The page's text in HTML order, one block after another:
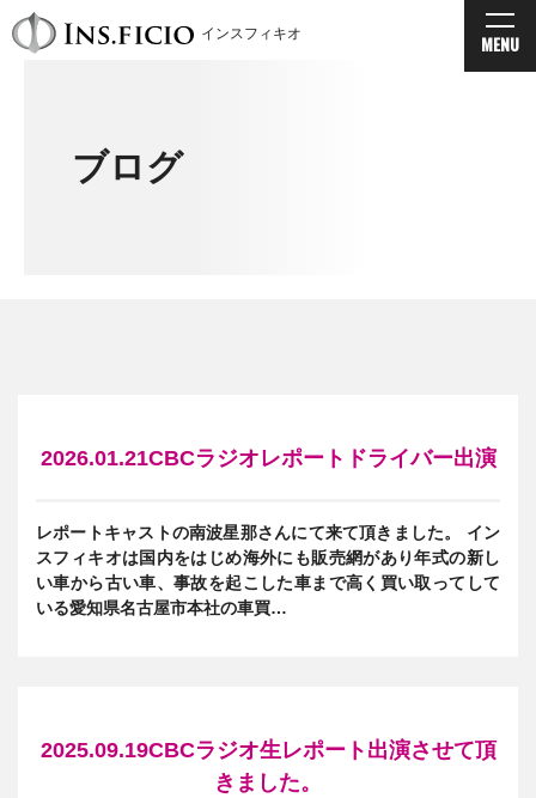
インスフィキオ MENU
ブログ
2026.01.21CBCラジオレポートドライバー出演
レポートキャストの南波星那さんにて来て頂きました。 イン
スフィキオは国内をはじめ海外にも販売網があり年式の新し
い車から古い車、事故を起こした車まで高く買い取ってして
いる愛知県名古屋市本社の車買…
2025.09.19CBCラジオ生レポート出演させて頂
きました。